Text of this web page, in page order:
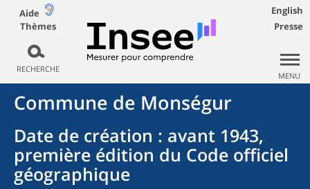
Aide
Thèmes
RECHERCHE
English
Presse
MENU
Commune de Monségur
Date de création : avant 1943,
première édition du Code officiel
géographique